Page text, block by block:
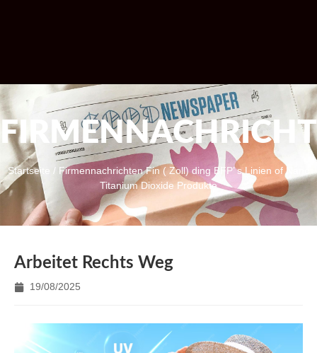
Startseite / FirmennachrichtenFin ( Zoll) ding BFP’ s Linien of Nano
Titanium Dioxide Produkte
Arbeitet Rechts Weg
19/08/2025